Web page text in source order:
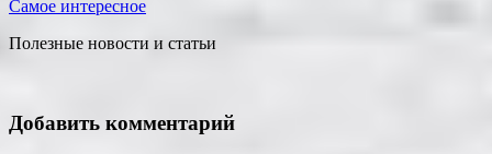
Самое интересное
Полезные новости и статьи
Добавить комментарий